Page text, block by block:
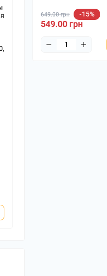
649.00 грн -15%
549.00 грн